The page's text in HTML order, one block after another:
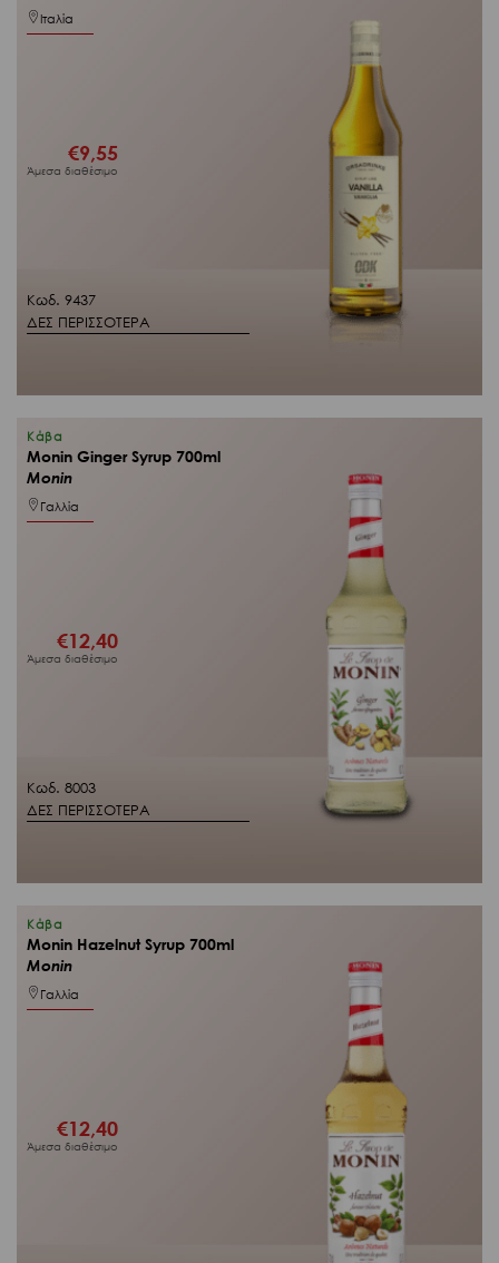
Κωδ. 9437
ΔΕΣ ΠΕΡΙΣΣΟΤΕΡΑ
Ιταλία
€9,55
Άμεσα διαθέσιμο
Κωδ. 8003
ΔΕΣ ΠΕΡΙΣΣΟΤΕΡΑ
Κάβα
Monin Ginger Syrup 700ml
Monin
Γαλλία
€12,40
Άμεσα διαθέσιμο
Κάβα
Monin Hazelnut Syrup 700ml
Monin
Γαλλία
€12,40
Άμεσα διαθέσιμο